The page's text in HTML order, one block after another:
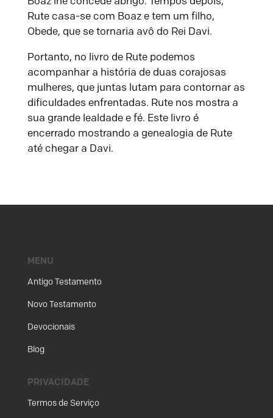
Rute casa-se com Boaz e tem um filho,
Obede, que se tornaria avô do Rei Davi.
Portanto, no livro de Rute podemos
acompanhar a história de duas corajosas
mulheres, que juntas lutam para contornar as
dificuldades enfrentadas. Rute nos mostra a
sua grande lealdade e fé. Este livro é
encerrado mostrando a genealogia de Rute
até chegar a Davi.
MENU
Antigo Testamento
Novo Testamento
Devocionais
Blog
PRIVACIDADE
Termos de Serviço